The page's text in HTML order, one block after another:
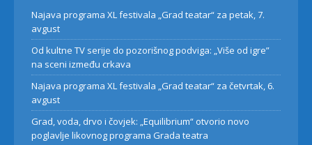
Najava programa XL festivala „Grad teatar“ za petak, 7.
avgust
Od kultne TV serije do pozorišnog podviga: „Više od igre”
na sceni između crkava
Najava programa XL festivala „Grad teatar“ za četvrtak, 6.
avgust
Grad, voda, drvo i čovjek: „Equilibrium“ otvorio novo
poglavlje likovnog programa Grada teatra